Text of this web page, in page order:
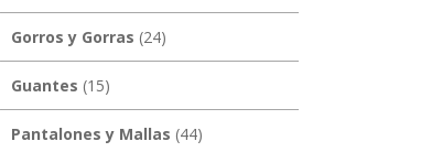
Gorros y Gorras (24)
Guantes (15)
Pantalones y Mallas (44)